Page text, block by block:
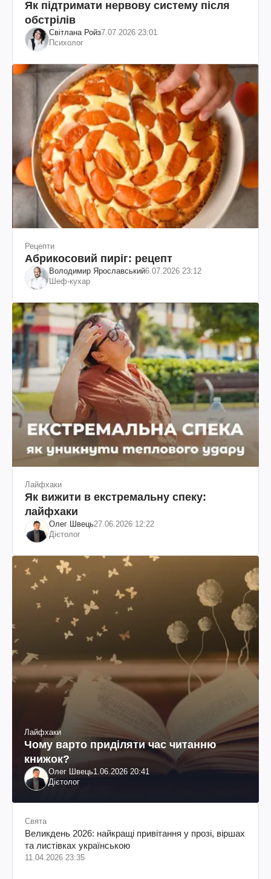
Як підтримати нервову систему після
обстрілів
Світлана Ройз7.07.2026 23:01
Психолог
Рецепти
Абрикосовий пиріг: рецепт
Володимир Ярославський6.07.2026 23:12
Шеф-кухар
Лайфхаки
Як вижити в екстремальну спеку:
лайфхаки
Олег Швець27.06.2026 12:22
Дієтолог
Лайфхаки
Чому варто приділяти час читанню
книжок?
Олег Швець1.06.2026 20:41
Дієтолог
Свята
Великдень 2026: найкращі привітання у прозі, віршах
та листівках українською
11.04.2026 23:35